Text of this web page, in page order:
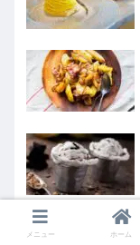
メニュー ホーム